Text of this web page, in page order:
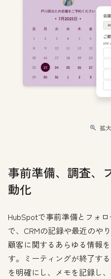
拡
事前準備、調査、
動化
HubSpotで事前準備とフォ
で、CRMの記録や最近のや
顧客に関するあらゆる情報
す。ミーティングが終了す
を明確にし、メモを記録し